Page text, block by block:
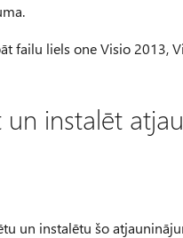
failu liels one Visio 2013,
un instalēt
un instalētu šo